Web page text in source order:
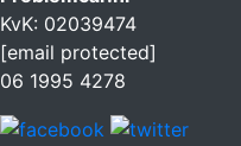
KvK: 02039474
[email protected]
06 1995 4278